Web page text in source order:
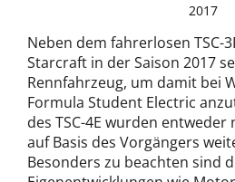
2017
Neben dem fahrerlosen TSC-
Starcraft in der Saison 2017
Rennfahrzeug, um damit bei
Formula Student Electric
des TSC-4E wurden
auf Basis des Vorgängers
Besonders zu beachten sind